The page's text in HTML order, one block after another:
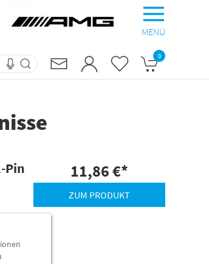
MENÜ
0
Pin
11,86 €*
ZUM PRODUKT